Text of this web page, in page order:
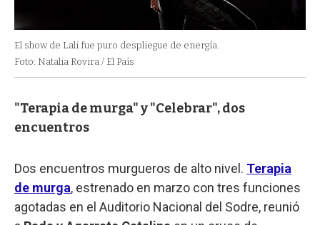
El show de Lali fue puro despliegue de energía.
Foto: Natalia Rovira / El País
"Terapia de murga" y "Celebrar", dos
encuentros
Dos encuentros murgueros de alto nivel. Terapia
de murga, estrenado en marzo con tres funciones
agotadas en el Auditorio Nacional del Sodre, reunió